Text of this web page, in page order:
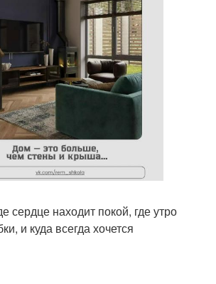
сердце находит покой, где утро
и куда всегда хочется